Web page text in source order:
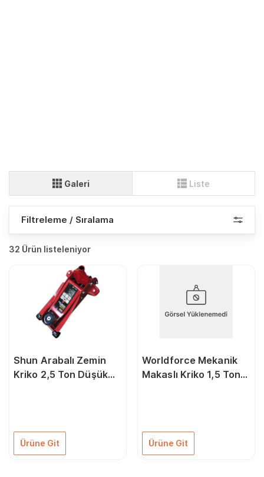
Galeri Liste
Filtreleme / Sıralama
32 Ürün listeleniyor
Shun Arabalı Zemin
Kriko 2,5 Ton Düşük
Ürüne Git
Worldforce Mekanik
Makaslı Kriko 1,5 Ton
Ürüne Git